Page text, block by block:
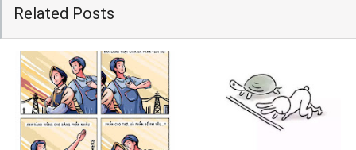
Related Posts